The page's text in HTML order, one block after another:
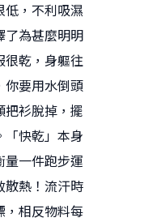
低，不利吸濕
了為甚麼明明
很乾，身軀往
你要用水倒頭
把衫脫掉，擺
「快乾」本身
量一件跑步運
散熱！流汗時
，相反物料每